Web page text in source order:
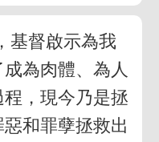
基督啟示為我
為肉體、為人
，現今乃是拯
和罪孽拯救出